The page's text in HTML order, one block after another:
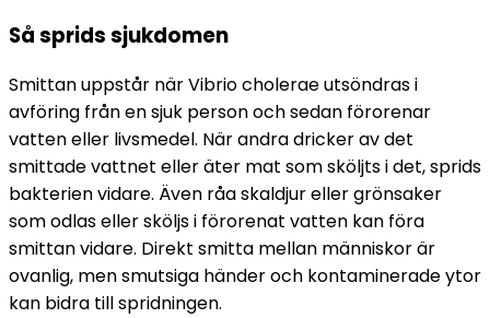
Så sprids sjukdomen
Smittan uppstår när Vibrio cholerae utsöndras i
avföring från en sjuk person och sedan förorenar
vatten eller livsmedel. När andra dricker av det
smittade vattnet eller äter mat som sköljts i det, sprids
bakterien vidare. Även råa skaldjur eller grönsaker
som odlas eller sköljs i förorenat vatten kan föra
smittan vidare. Direkt smitta mellan människor är
ovanlig, men smutsiga händer och kontaminerade ytor
kan bidra till spridningen.